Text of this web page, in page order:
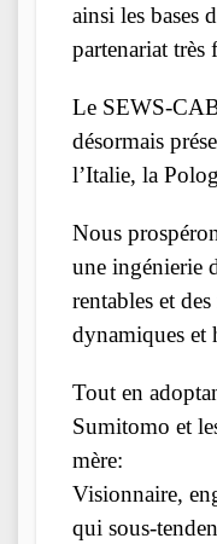
ainsi les bases
partenariat très
Le SEWS-
désormais
l’Italie, la
Nous
une ingénierie
rentables et
dynamiques et
Tout en
Sumitomo et
mère:
Visionnaire,
qui sous-